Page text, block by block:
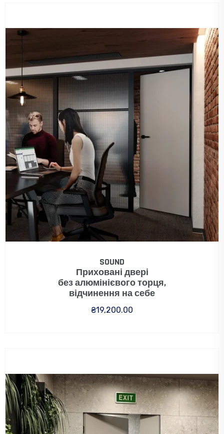
SOUND
Приховані двері
без алюмінієвого торця,
відчинення на себе
₴19,200.00